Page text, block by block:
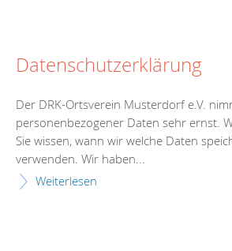
Datenschutzerklärung
Der DRK-Ortsverein Musterdorf e.V.
personenbezogener Daten sehr ernst.
Sie wissen, wann wir welche Daten
verwenden. Wir haben...
Weiterlesen